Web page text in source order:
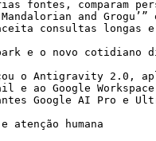
fontes, comparam
and
consultas longas e
e o novo cotidiano
o Antigravity 2.0,
e ao Google
Google AI Pro e
atenção humana